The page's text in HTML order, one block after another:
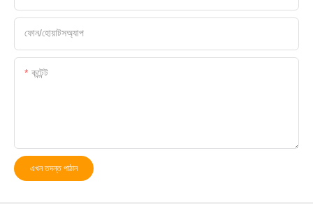
ফোন/হোয়াটসঅ্যাপ
কন্টেন্ট
এখন তদন্ত পাঠান